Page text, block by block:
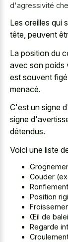
d'agressivité
Les oreilles qui
tête, peuvent
La position du
avec son poids
est souvent
menacé.
C'est un signe
signe
détendus.
Voici une liste
Couder
Ronflement
Position
Œil de
Regarde